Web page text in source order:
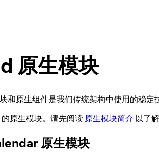
原生模块
和原生组件是我们传统架构中使用的稳
原生模块。请先阅读 原生模块简介 以了
原生模块